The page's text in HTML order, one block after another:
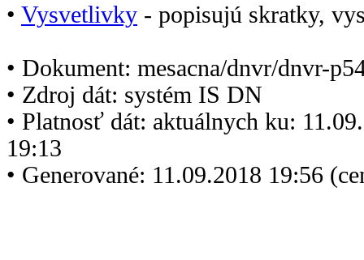
• Vysvetlivky - popisujú skratky,
• Dokument: mesacna/dnvr/dnvr-
• Zdroj dát: systém IS DN
• Platnosť dát: aktuálnych ku:
19:13
• Generované: 11.09.2018 19:56